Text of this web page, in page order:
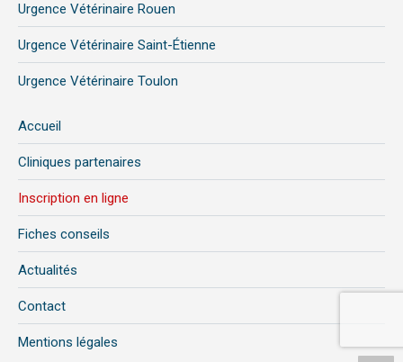
Urgence Vétérinaire Rouen
Urgence Vétérinaire Saint-Étienne
Urgence Vétérinaire Toulon
Accueil
Cliniques partenaires
Inscription en ligne
Fiches conseils
Actualités
Contact
Mentions légales